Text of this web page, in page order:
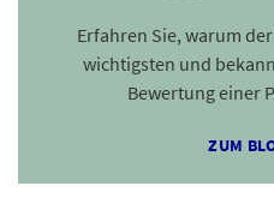
Erfahren Sie, warum
wichtigsten und
Bewertung einer
ZUM